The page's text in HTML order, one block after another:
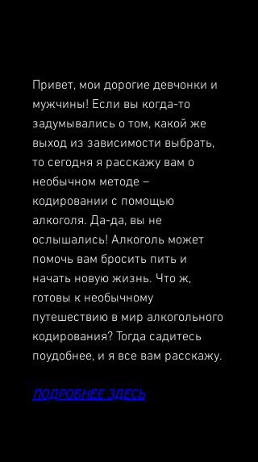
Привет, мои дорогие девчонки и
мужчины! Если вы когда-то
задумывались о том, какой же
выход из зависимости выбрать,
то сегодня я расскажу вам о
необычном методе –
кодировании с помощью
алкоголя. Да-да, вы не
ослышались! Алкоголь может
помочь вам бросить пить и
начать новую жизнь. Что ж,
готовы к необычному
путешествию в мир алкогольного
кодирования? Тогда садитесь
поудобнее, и я все вам расскажу.
ПОДРОБНЕЕ ЗДЕСЬ